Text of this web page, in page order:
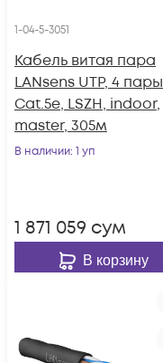
1-04-5-3051
Кабель витая пара
LANsens UTP, 4 пары
Cat.5e, LSZH, indoor,
master, 305м
В наличии: 1 уп
1 871 059 сум
В корзину